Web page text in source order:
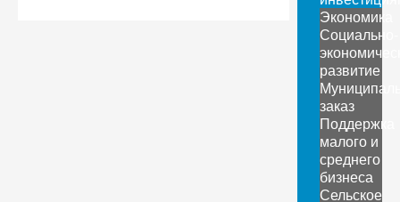
Экономика
Социально-
развитие
заказ
Поддержка
малого и
среднего
бизнеса
Сельское